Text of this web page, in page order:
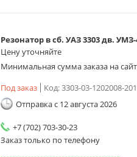
Резонатор в сб. УАЗ 3303 дв.
Цену уточняйте
Минимальная сумма заказа на
Под заказ
Код:3303-03-1202008-201
Отправка с 12 августа 2026
+7 (702) 703-30-23
Заказ только по телефону